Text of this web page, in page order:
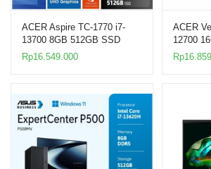
ACER Aspire TC-1770 i7-
13700 8GB 512GB SSD
Win11 21.5″ PC
Rp16.549.000
ACER
12700
21.5″ PC
Rp